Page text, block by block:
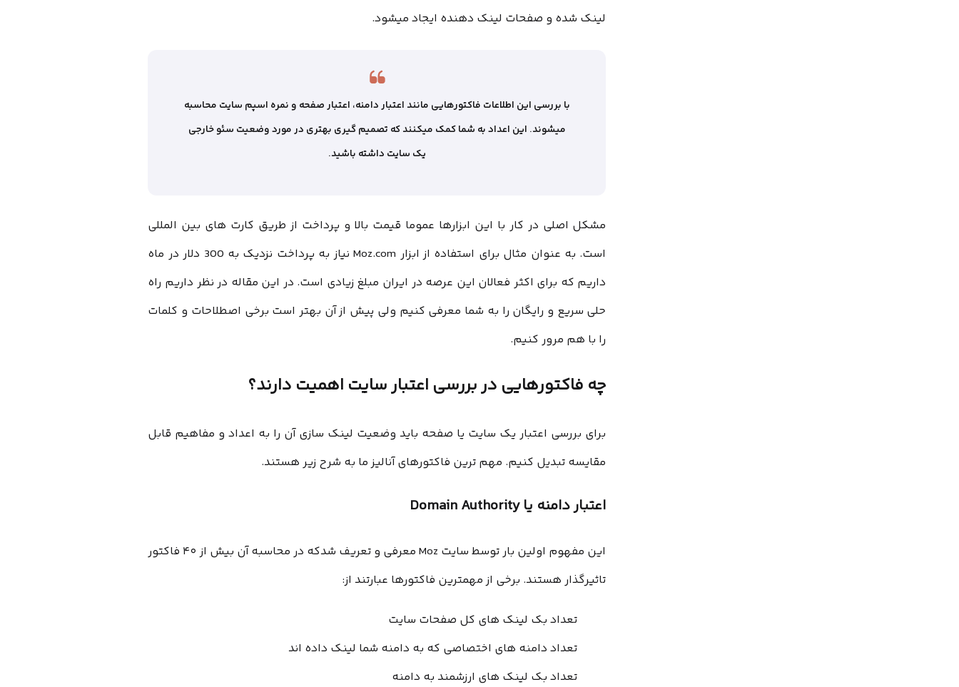
لینک شده و صفحات لینک دهنده ایجاد میشود.
با بررسی این اطلاعات فاکتورهایی مانند اعتبار دامنه، اعتبار صفحه و نمره اسپم سایت محاسبه
میشوند. این اعداد به شما کمک میکنند که تصمیم گیری بهتری در مورد وضعیت سئو خارجی
یک سایت داشته باشید.
مشکل اصلی در کار با این ابزارها عموما قیمت بالا و پرداخت از طریق کارت های بین المللی
است. به عنوان مثال برای استفاده از ابزار Moz.com نیاز به پرداخت نزدیک به 300 دلار در ماه
داریم که برای اکثر فعالان این عرصه در ایران مبلغ زیادی است. در این مقاله در نظر داریم راه
حلی سریع و رایگان را به شما معرفی کنیم ولی پیش از آن بهتر است برخی اصطلاحات و کلمات
را با هم مرور کنیم.
چه فاکتورهایی در بررسی اعتبار سایت اهمیت دارند؟
برای بررسی اعتبار یک سایت یا صفحه باید وضعیت لینک سازی آن را به اعداد و مفاهیم قابل
مقایسه تبدیل کنیم. مهم ترین فاکتورهای آنالیز ما به شرح زیر هستند.
اعتبار دامنه یا Domain Authority
این مفهوم اولین بار توسط سایت Moz معرفی و تعریف شدکه در محاسبه آن بیش از ۴۰ فاکتور
تاثیرگذار هستند. برخی از مهمترین فاکتورها عبارتند از:
تعداد بک لینک های کل صفحات سایت
تعداد دامنه های اختصاصی که به دامنه شما لینک داده اند
تعداد بک لینک های ارزشمند به دامنه